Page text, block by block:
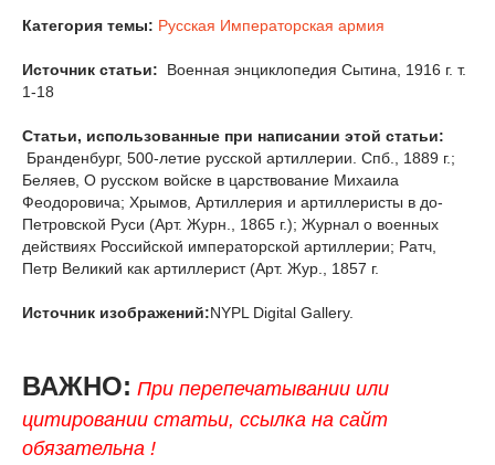
Категория темы: Русская Императорская армия
Источник статьи:
Военная энциклопедия Сытина, 1916 г. т.
1-18
Статьи, использованные при написании этой статьи:
Бранденбург, 500-летие русской артиллерии. Спб., 1889 г.;
Беляев, О русском войске в царствование Михаила
Феодоровича; Хрымов, Артиллерия и артиллеристы в до-
Петровской Руси (Арт. Журн., 1865 г.); Журнал о военных
действиях Российской императорской артиллерии; Ратч,
Петр Великий как артиллерист (Арт. Жур., 1857 г.
Источник изображений:NYPL Digital Gallery.
ВАЖНО: При перепечатывании или
цитировании статьи, ссылка на сайт
обязательна !